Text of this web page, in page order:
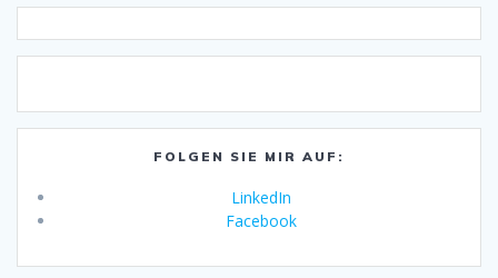
FOLGEN SIE MIR AUF:
LinkedIn
Facebook